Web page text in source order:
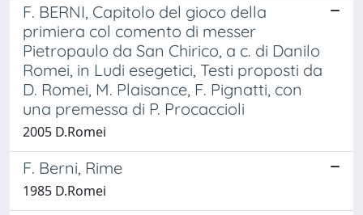
F. BERNI, Capitolo del gioco della
primiera col comento di messer
Pietropaulo da San Chirico, a c. di Danilo
Romei, in Ludi esegetici, Testi proposti da
D. Romei, M. Plaisance, F. Pignatti, con
una premessa di P. Procaccioli
2005 D.Romei
F. Berni, Rime
1985 D.Romei